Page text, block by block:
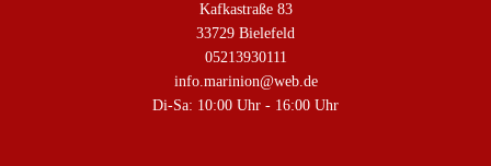
Kafkastraße 83
33729 Bielefeld
05213930111
info.marinion@web.de
Di-Sa: 10:00 Uhr - 16:00 Uhr